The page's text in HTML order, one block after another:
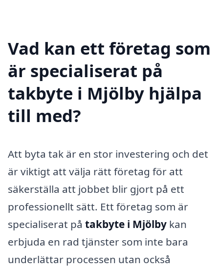
Vad kan ett företag som
är specialiserat på
takbyte i Mjölby hjälpa
till med?
Att byta tak är en stor investering och det
är viktigt att välja rätt företag för att
säkerställa att jobbet blir gjort på ett
professionellt sätt. Ett företag som är
specialiserat på takbyte i Mjölby kan
erbjuda en rad tjänster som inte bara
underlättar processen utan också